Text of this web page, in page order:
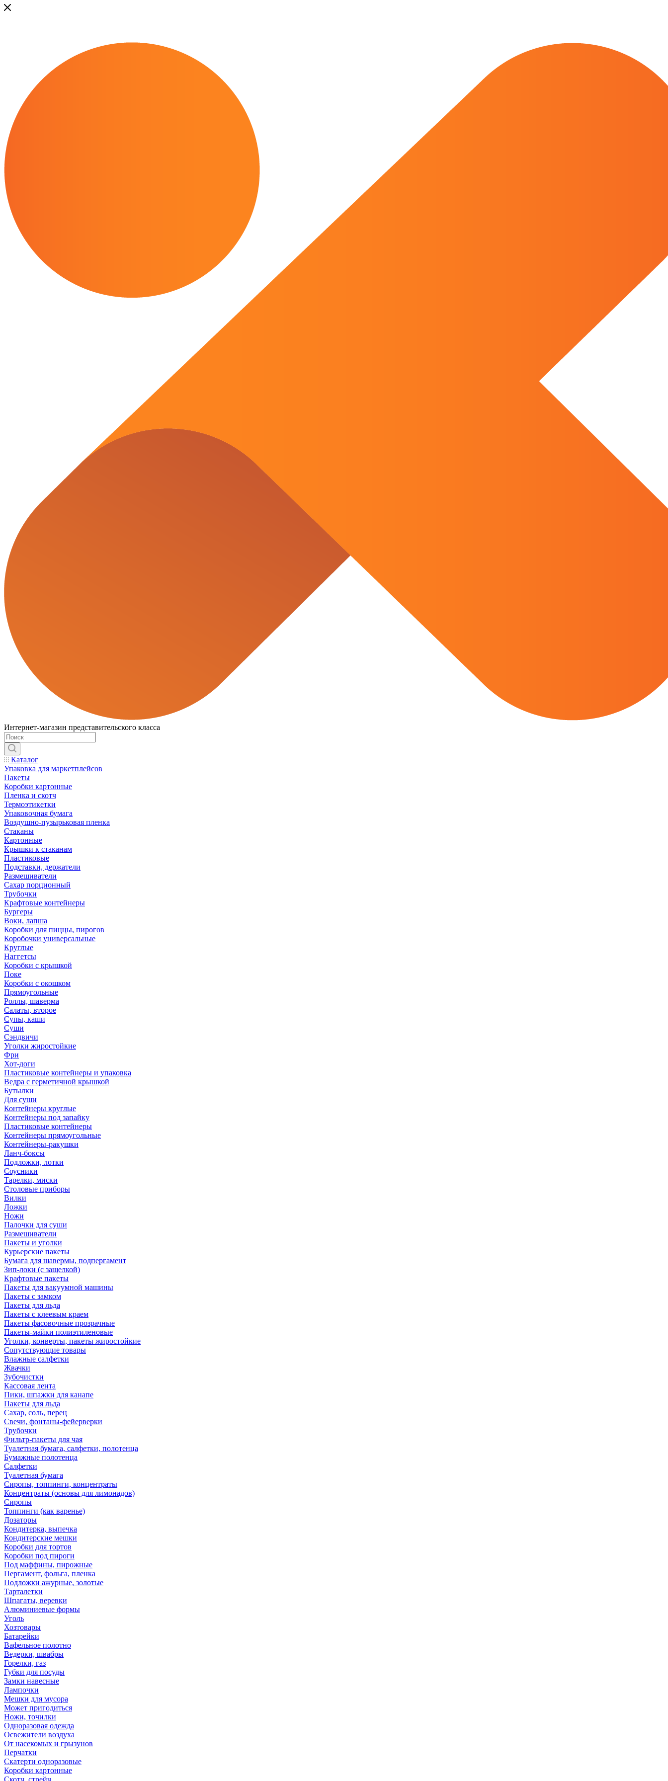
Интернет-магазин представительского класса
Каталог
Упаковка для маркетплейсов
Пакеты
Коробки картонные
Пленка и скотч
Термоэтикетки
Упаковочная бумага
Воздушно-пузырьковая пленка
Стаканы
Картонные
Крышки к стаканам
Пластиковые
Подставки, держатели
Размешиватели
Сахар порционный
Трубочки
Крафтовые контейнеры
Бургеры
Воки, лапша
Коробки для пиццы, пирогов
Коробочки универсальные
Круглые
Наггетсы
Коробки с крышкой
Поке
Коробки с окошком
Прямоугольные
Роллы, шаверма
Салаты, второе
Супы, каши
Суши
Сэндвичи
Уголки жиростойкие
Фри
Хот-доги
Пластиковые контейнеры и упаковка
Ведра с герметичной крышкой
Бутылки
Для суши
Контейнеры круглые
Контейнеры под запайку
Пластиковые контейнеры
Контейнеры прямоугольные
Контейнеры-ракушки
Ланч-боксы
Подложки, лотки
Соусники
Тарелки, миски
Столовые приборы
Вилки
Ложки
Ножи
Палочки для суши
Размешиватели
Пакеты и уголки
Курьерские пакеты
Бумага для шавермы, подпергамент
Зип-локи (с защелкой)
Крафтовые пакеты
Пакеты для вакуумной машины
Пакеты с замком
Пакеты для льда
Пакеты с клеевым краем
Пакеты фасовочные прозрачные
Пакеты-майки полиэтиленовые
Уголки, конверты, пакеты жиростойкие
Сопутствующие товары
Влажные салфетки
Жвачки
Зубочистки
Кассовая лента
Пики, шпажки для канапе
Пакеты для льда
Сахар, соль, перец
Свечи, фонтаны-фейерверки
Трубочки
Фильтр-пакеты для чая
Туалетная бумага, салфетки, полотенца
Бумажные полотенца
Салфетки
Туалетная бумага
Сиропы, топпинги, концентраты
Концентраты (основы для лимонадов)
Сиропы
Топпинги (как варенье)
Дозаторы
Кондитерка, выпечка
Кондитерские мешки
Коробки для тортов
Коробки под пироги
Под маффины, пирожные
Пергамент, фольга, пленка
Подложки ажурные, золотые
Тарталетки
Шпагаты, веревки
Алюминиевые формы
Уголь
Хозтовары
Батарейки
Вафельное полотно
Ведерки, швабры
Горелки, газ
Губки для посуды
Замки навесные
Лампочки
Мешки для мусора
Может пригодиться
Ножи, точилки
Одноразовая одежда
Освежители воздуха
От насекомых и грызунов
Перчатки
Скатерти одноразовые
Коробки картонные
Скотч, стрейч